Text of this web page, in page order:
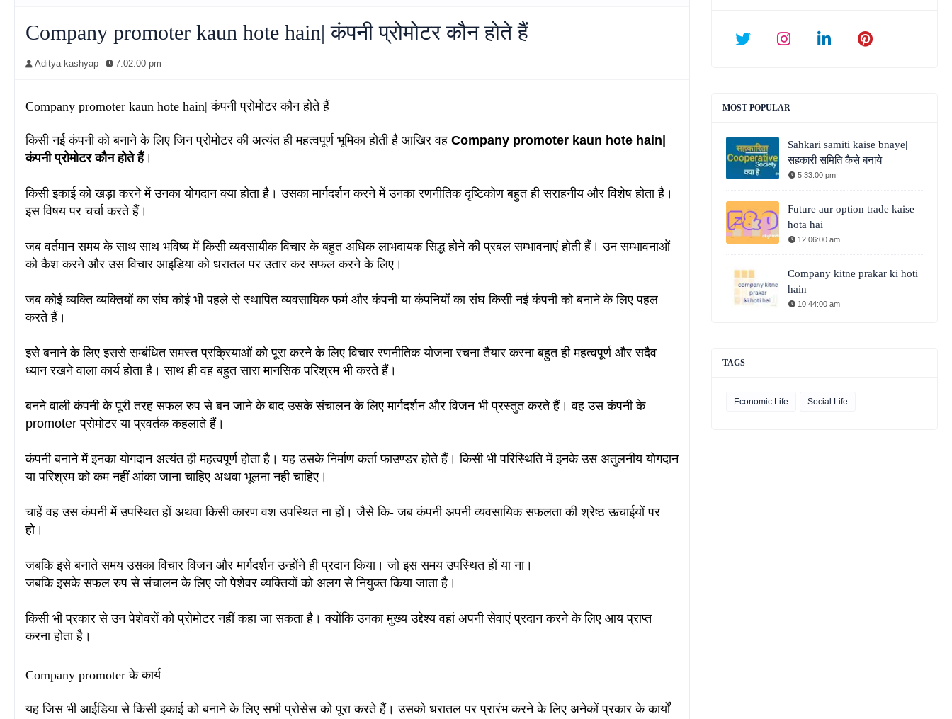
Company promoter kaun hote hain| कंपनी प्रोमोटर कौन होते हैं
Aditya kashyap 7:02:00 pm
Company promoter kaun hote hain| कंपनी प्रोमोटर कौन होते हैं
किसी नई कंपनी को बनाने के लिए जिन प्रोमोटर की अत्यंत ही महत्वपूर्ण भूमिका होती है आखिर वह Company promoter kaun hote hain|
कंपनी प्रोमोटर कौन होते हैं।
किसी इकाई को खड़ा करने में उनका योगदान क्या होता है। उसका मार्गदर्शन करने में उनका रणनीतिक दृष्टिकोण बहुत ही सराहनीय और विशेष होता है।
इस विषय पर चर्चा करते हैं ।
जब वर्तमान समय के साथ साथ भविष्य में किसी व्यवसायीक विचार के बहुत अधिक लाभदायक सिद्ध होने की प्रबल सम्भावनाएं होती हैं। उन सम्भावनाओं
को कैश करने और उस विचार आइडिया को धरातल पर उतार कर सफल करने के लिए।
जब कोई व्यक्ति व्यक्तियों का संघ कोई भी पहले से स्थापित व्यवसायिक फर्म और कंपनी या कंपनियों का संघ किसी नई कंपनी को बनाने के लिए पहल
करते हैं।
इसे बनाने के लिए इससे सम्बंधित समस्त प्रक्रियाओं को पूरा करने के लिए विचार रणनीतिक योजना रचना तैयार करना बहुत ही महत्वपूर्ण और सदैव
ध्यान रखने वाला कार्य होता है । साथ ही वह बहुत सारा मानसिक परिश्रम भी करते हैं।
बनने वाली कंपनी के पूरी तरह सफल रुप से बन जाने के बाद उसके संचालन के लिए मार्गदर्शन और विजन भी प्रस्तुत करते हैं। वह उस कंपनी के
promoter प्रोमोटर या प्रवर्तक कहलाते हैं।
कंपनी बनाने में इनका योगदान अत्यंत ही महत्वपूर्ण होता है। यह उसके निर्माण कर्ता फाउण्डर होते हैं। किसी भी परिस्थिति में इनके उस अतुलनीय योगदान
या परिश्रम को कम नहीं आंका जाना चाहिए अथवा भूलना नही चाहिए।
चाहें वह उस कंपनी में उपस्थित हों अथवा किसी कारण वश उपस्थित ना हों। जैसे कि- जब कंपनी अपनी व्यवसायिक सफलता की श्रेष्ठ ऊचाईयों पर
हो।
जबकि इसे बनाते समय उसका विचार विजन और मार्गदर्शन उन्होंने ही प्रदान किया। जो इस समय उपस्थित हों या ना।
जबकि इसके सफल रुप से संचालन के लिए जो पेशेवर व्यक्तियों को अलग से नियुक्त किया जाता है।
किसी भी प्रकार से उन पेशेवरों को प्रोमोटर नहीं कहा जा सकता है। क्योंकि उनका मुख्य उद्देश्य वहां अपनी सेवाएं प्रदान करने के लिए आय प्राप्त
करना होता है।
Company promoter के कार्य
यह जिस भी आईडिया से किसी इकाई को बनाने के लिए सभी प्रोसेस को पूरा करते हैं। उसको धरातल पर प्रारंभ करने के लिए अनेकों प्रकार के कार्यों
MOST POPULAR
Sahkari samiti kaise bnaye|
सहकारी समिति कैसे बनाये
5:33:00 pm
Future aur option trade kaise
hota hai
12:06:00 am
Company kitne prakar ki hoti
hain
10:44:00 am
TAGS
Economic Life Social Life